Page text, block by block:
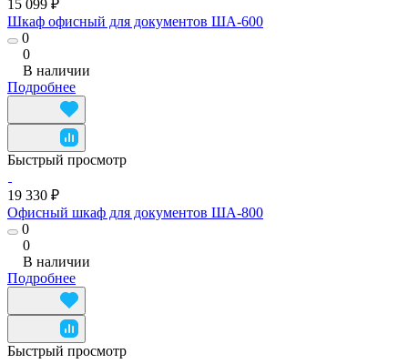
15 099 ₽
Шкаф офисный для документов ША-600
0
0
В наличии
Подробнее
Быстрый просмотр
19 330 ₽
Офисный шкаф для документов ША-800
0
0
В наличии
Подробнее
Быстрый просмотр